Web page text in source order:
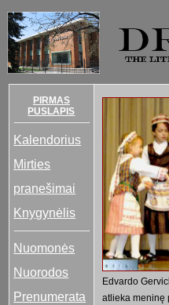
PIRMAS
PUSLAPIS
Kalendorius
Mirties
pranešimai
Knygynėlis
Nuomonės
Nuorodos
Prenumerata
Edvardo
atlieka meninę